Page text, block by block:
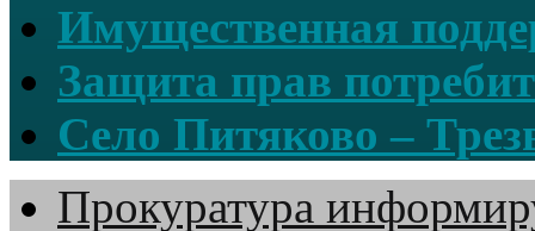
Имущественная
Защита прав
Село Питяково –
Прокуратура